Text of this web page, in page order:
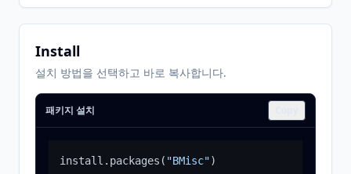
Install
설치 방법을 선택하고 바로 복사합니다.
패키지 설치
install.packages ( "BMisc")